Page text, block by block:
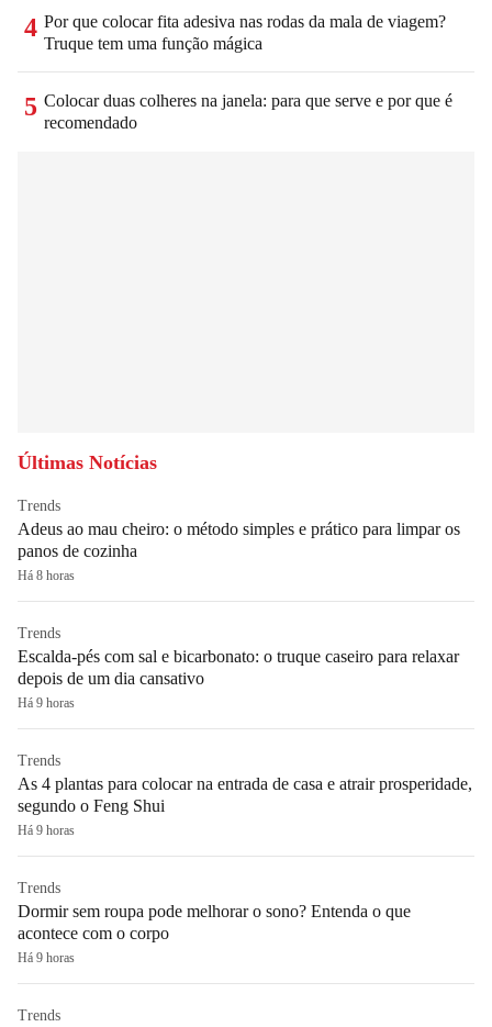
4 Por que colocar fita adesiva nas rodas da mala de viagem?
Truque tem uma função mágica
5 Colocar duas colheres na janela: para que serve e por que é
recomendado
Últimas Notícias
Trends
Adeus ao mau cheiro: o método simples e prático para limpar os
panos de cozinha
Há 8 horas
Trends
Escalda-pés com sal e bicarbonato: o truque caseiro para relaxar
depois de um dia cansativo
Há 9 horas
Trends
As 4 plantas para colocar na entrada de casa e atrair prosperidade,
segundo o Feng Shui
Há 9 horas
Trends
Dormir sem roupa pode melhorar o sono? Entenda o que
acontece com o corpo
Há 9 horas
Trends